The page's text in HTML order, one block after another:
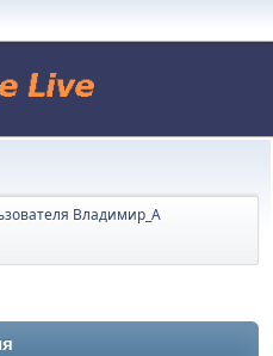
Владимир_А